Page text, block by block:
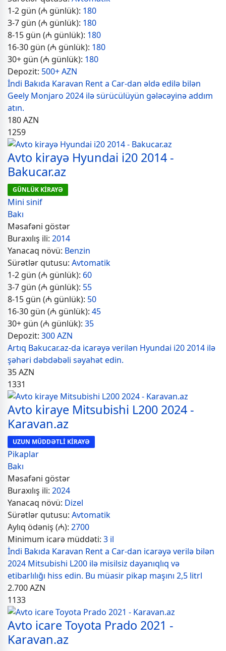
1-2 gün (₼ günlük): 180
3-7 gün (₼ günlük): 180
8-15 gün (₼ günlük): 180
16-30 gün (₼ günlük): 180
30+ gün (₼ günlük): 180
Depozit: 500+ AZN
İndi Bakıda Karavan Rent a Car-dan əldə edilə bilən
Geely Monjaro 2024 ilə sürücülüyün gələcəyinə addım
atın.
180AZN
1259
Avto kirayə Hyundai i20 2014 -
Bakucar.az
GÜNLÜK KİRAYƏ
Mini sinif
Bakı
Məsafəni göstər
Buraxılış ili: 2014
Yanacaq növü: Benzin
Sürətlər qutusu: Avtomatik
1-2 gün (₼ günlük): 60
3-7 gün (₼ günlük): 55
8-15 gün (₼ günlük): 50
16-30 gün (₼ günlük): 45
30+ gün (₼ günlük): 35
Depozit: 300 AZN
Artıq Bakucar.az-da icarəyə verilən Hyundai i20 2014 ilə
şəhəri dəbdəbəli səyahət edin.
35AZN
1331
Avto kiraye Mitsubishi L200 2024 -
Karavan.az
UZUN MÜDDƏTLİ KİRAYƏ
Pikaplar
Bakı
Məsafəni göstər
Buraxılış ili: 2024
Yanacaq növü: Dizel
Sürətlər qutusu: Avtomatik
Aylıq ödəniş (₼): 2700
Minimum icarə müddəti: 3 il
İndi Bakıda Karavan Rent a Car-dan icarəyə verilə bilən
2024 Mitsubishi L200 ilə misilsiz dayanıqlıq və
etibarlılığı hiss edin. Bu müasir pikap maşını 2,5 litrl
2.700AZN
1133
Avto icare Toyota Prado 2021 -
Karavan.az